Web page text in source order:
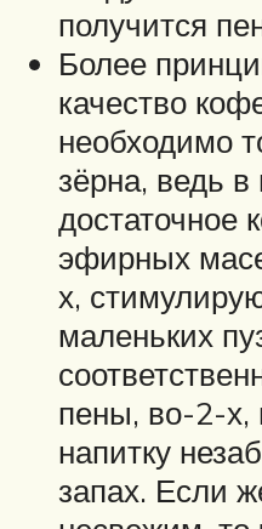
получится
Более
качество
необходимо
зёрна, ведь
достаточное
эфирных
х,
маленьких
пены, во-2-х,
напитку
запах. Если